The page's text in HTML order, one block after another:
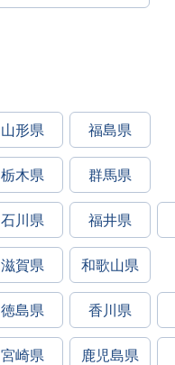
山形県 福島県
栃木県 群馬県
石川県 福井県
滋賀県 和歌山県
徳島県 香川県
宮崎県 鹿児島県